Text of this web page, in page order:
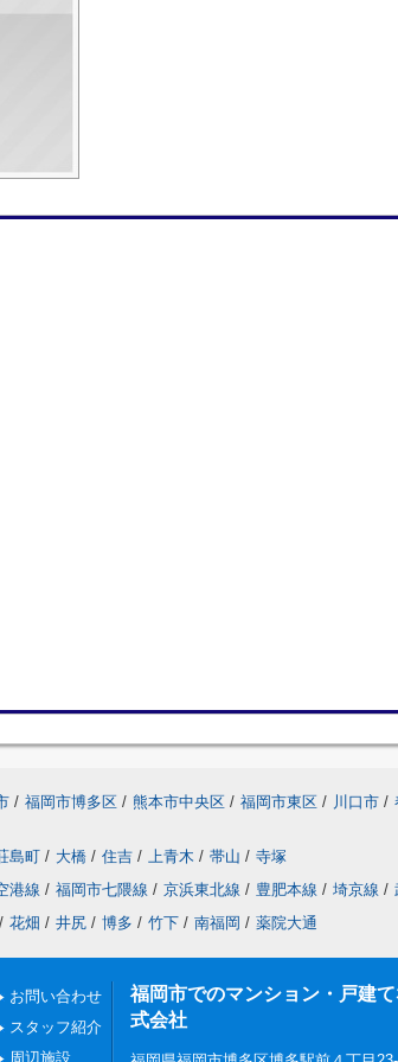
/ 福岡市博多区 / 熊本市中央区 / 福岡市東区 / 川口市 /
島町 / 大橋 / 住吉 / 上青木 / 帯山 / 寺塚
港線 / 福岡市七隈線 / 京浜東北線 / 豊肥本線 / 埼京線 /
/ 花畑 / 井尻 / 博多 / 竹下 / 南福岡 / 薬院大通
お問い合わせ
スタッフ紹介
周辺施設
福岡市でのマンション・戸建
式会社